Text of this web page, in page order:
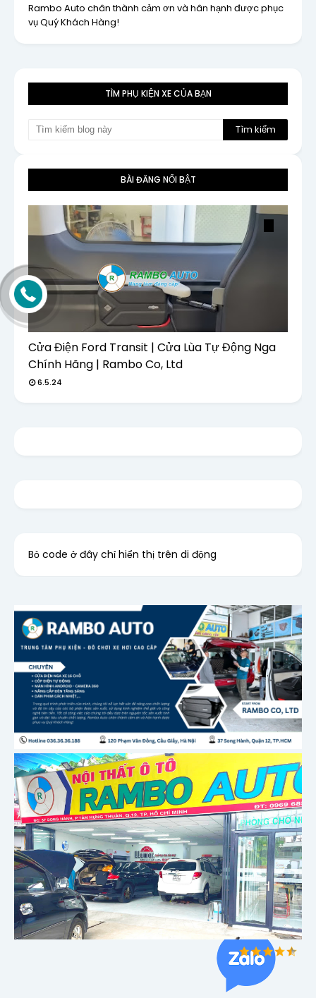
Rambo Auto chân thành cảm ơn và hân hạnh được phục
vụ Quý Khách Hàng!
TÌM PHỤ KIỆN XE CỦA BẠN
BÀI ĐĂNG NỔI BẬT
Cửa Điện Ford Transit | Cửa Lùa Tự Động Nga
Chính Hãng | Rambo Co, Ltd
6.5.24
Bỏ code ở đây chỉ hiển thị trên di động